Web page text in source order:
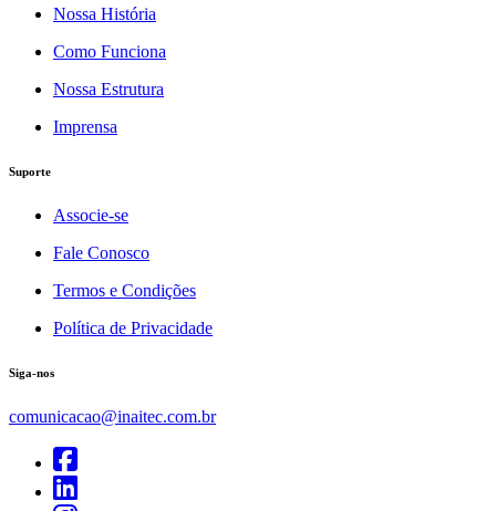
Nossa História
Como Funciona
Nossa Estrutura
Imprensa
Suporte
Associe-se
Fale Conosco
Termos e Condições
Política de Privacidade
Siga-nos
comunicacao@inaitec.com.br